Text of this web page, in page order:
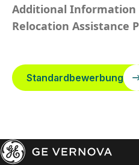
Additional Information
Relocation Assistance
Standardbewerbung